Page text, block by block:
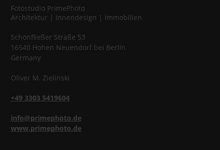
Fotostudio PrimePhoto
Architektur | Innendesign | Immobilien
Schönfließer Straße 53
16540 Hohen Neuendorfbei Berlin
Germany
Oliver M. Zielinski
+49 3303 5419604
info@primephoto.de
www.primephoto.de